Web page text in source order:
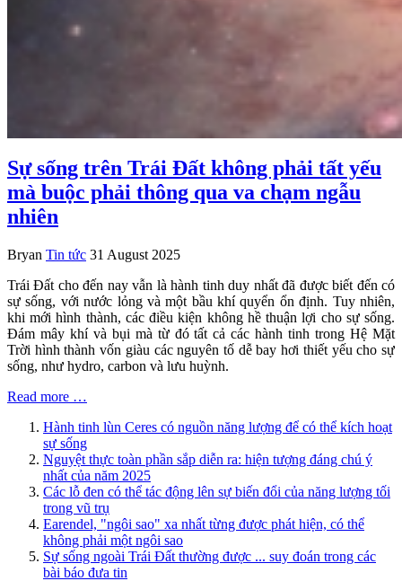
Sự sống trên Trái Đất không phải tất yếu
mà buộc phải thông qua va chạm ngẫu
nhiên
Bryan Tin tức 31 August 2025
Trái Đất cho đến nay vẫn là hành tinh duy nhất đã được biết đến có
sự sống, với nước lỏng và một bầu khí quyển ổn định. Tuy nhiên,
khi mới hình thành, các điều kiện không hề thuận lợi cho sự sống.
Đám mây khí và bụi mà từ đó tất cả các hành tinh trong Hệ Mặt
Trời hình thành vốn giàu các nguyên tố dễ bay hơi thiết yếu cho sự
sống, như hydro, carbon và lưu huỳnh.
Read more …
Hành tinh lùn Ceres có nguồn năng lượng để có thể kích hoạt
sự sống
Nguyệt thực toàn phần sắp diễn ra: hiện tượng đáng chú ý
nhất của năm 2025
Các lỗ đen có thể tác động lên sự biến đổi của năng lượng tối
trong vũ trụ
Earendel, "ngôi sao" xa nhất từng được phát hiện, có thể
không phải một ngôi sao
Sự sống ngoài Trái Đất thường được ... suy đoán trong các
bài báo đưa tin